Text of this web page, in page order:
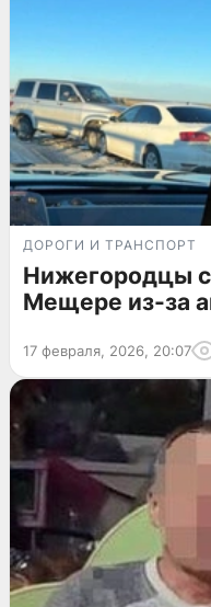
ДОРОГИ И ТРАНСПОРТ
Нижегородцы
Мещере из-за
17 февраля, 2026, 20:07